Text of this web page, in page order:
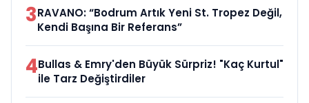
3RAVANO: “Bodrum Artık Yeni St. Tropez Değil,
Kendi Başına Bir Referans”
4Bullas & Emry'den Büyük Sürpriz! "Kaç Kurtul"
ile Tarz Değiştirdiler